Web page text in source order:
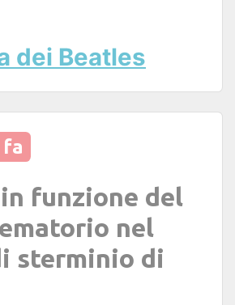
dei Beatles
fa
funzione del
nel
sterminio di